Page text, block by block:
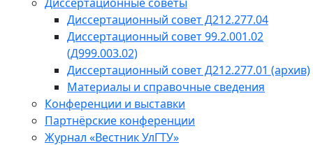
Диссертационный совет Д212.277.04
Диссертационный совет 99.2.001.02
(Д999.003.02)
Диссертационный совет Д212.277.01 (архив)
Материалы и справочные сведения
Конференции и выставки
Партнёрские конференции
Журнал «Вестник УлГТУ»